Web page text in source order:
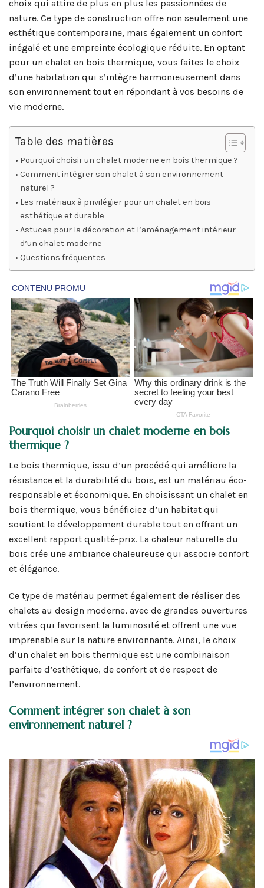
choix qui attire de plus en plus les passionnées de
nature. Ce type de construction offre non seulement une
esthétique contemporaine, mais également un confort
inégalé et une empreinte écologique réduite. En optant
pour un chalet en bois thermique, vous faites le choix
d’une habitation qui s’intègre harmonieusement dans
son environnement tout en répondant à vos besoins de
vie moderne.
Table des matières
Pourquoi choisir un chalet moderne en bois thermique ?
Comment intégrer son chalet à son environnement
naturel ?
Les matériaux à privilégier pour un chalet en bois
esthétique et durable
Astuces pour la décoration et l’aménagement intérieur
d’un chalet moderne
Questions fréquentes
Pourquoi choisir un chalet moderne en bois
thermique ?
Le bois thermique, issu d’un procédé qui améliore la
résistance et la durabilité du bois, est un matériau éco-
responsable et économique. En choisissant un chalet en
bois thermique, vous bénéficiez d’un habitat qui
soutient le développement durable tout en offrant un
excellent rapport qualité-prix. La chaleur naturelle du
bois crée une ambiance chaleureuse qui associe confort
et élégance.
Ce type de matériau permet également de réaliser des
chalets au design moderne, avec de grandes ouvertures
vitrées qui favorisent la luminosité et offrent une vue
imprenable sur la nature environnante. Ainsi, le choix
d’un chalet en bois thermique est une combinaison
parfaite d’esthétique, de confort et de respect de
l’environnement.
Comment intégrer son chalet à son
environnement naturel ?